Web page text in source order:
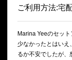
ご利用方法:宅
Marina Yeeのセッ
少なかったとはい
るか不安でしたが